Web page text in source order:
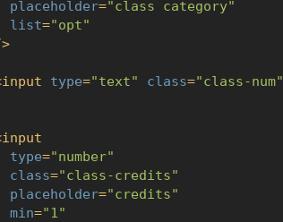
placeholder="class category"
list="opt"
/>
input type="text" class="class-num"
input
type="number"
class="class-credits"
placeholder="credits"
min="1"